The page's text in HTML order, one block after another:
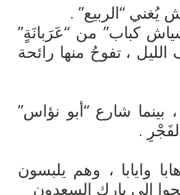
“الربيع” .
كباب” من “عَرَبانَةٍ”
، تفوحُ منها رائحة
شارع “أبو نؤاس”
.
وايابا ، وهم يلبسون
الى بارك السعدون